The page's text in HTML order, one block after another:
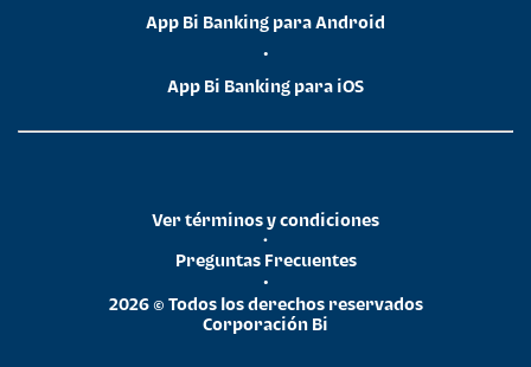
App Bi Banking para Android
•
App Bi Banking para iOS
2026 © Todos los derechos reservados
Corporación Bi
•
Preguntas Frecuentes
•
Ver términos y condiciones